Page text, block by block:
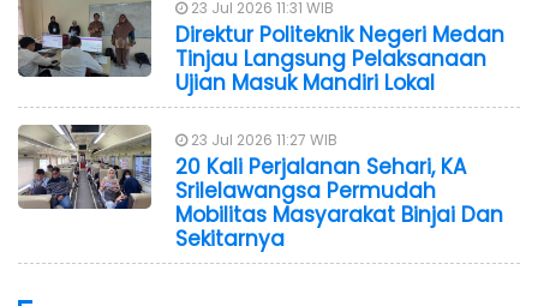
23 Jul 2026 11:31 WIB
Direktur Politeknik Negeri Medan
Tinjau Langsung Pelaksanaan
Ujian Masuk Mandiri Lokal
23 Jul 2026 11:27 WIB
20 Kali Perjalanan Sehari, KA
Srilelawangsa Permudah
Mobilitas Masyarakat Binjai Dan
Sekitarnya